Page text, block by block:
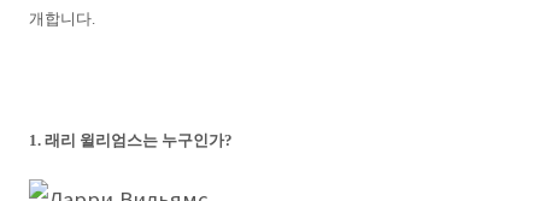
개합니다.
1. 래리 윌리엄스는 누구인가?